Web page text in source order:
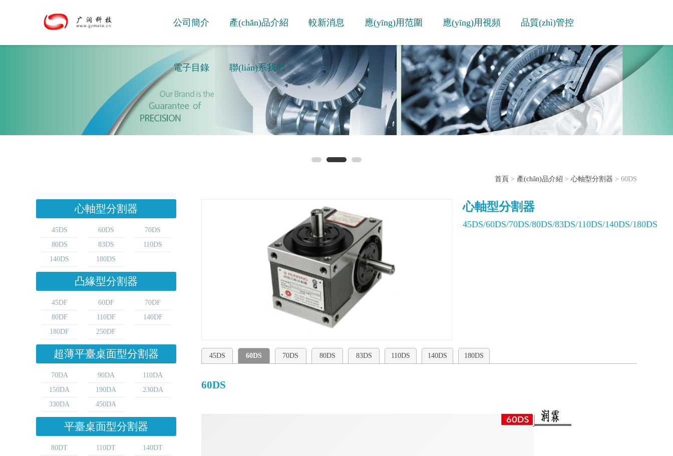
公司簡介 產(chǎn)品介紹 較新消息 應(yīng)用范圍 應(yīng)用視頻 品質(zhì)管控
電子目錄 聯(lián)系我們
首頁 > 產(chǎn)品介紹 > 心軸型分割器 > 60DS
心軸型分割器
45DS 60DS
70DS
80DS
83DS
110DS
140DS
180DS
凸緣型分割器
45DF 60DF
70DF
80DF
110DF
140DF
180DF
250DF
超薄平臺桌面型分割器
70DA 90DA
110DA
150DA
190DA
230DA
330DA
450DA
平臺桌面型分割器
80DT 110DT
140DT
心軸型分割器
45DS/60DS/70DS/80DS/83DS/110DS/140DS/180DS
45DS 60DS 70DS 80DS 83DS 110DS 140DS 180DS
60DS